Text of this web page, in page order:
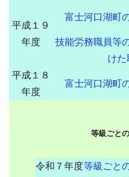
平成１９
年度
富士河口湖町
技能労務職員等
けた
平成１８
年度
富士河口湖町
等級ごと
令和７年度等級ごと